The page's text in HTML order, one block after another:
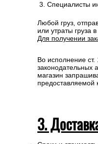
Специалисты
Любой груз,
или утраты груза
Для получении
Во исполнение
законодательных
магазин
предоставляемой
3.